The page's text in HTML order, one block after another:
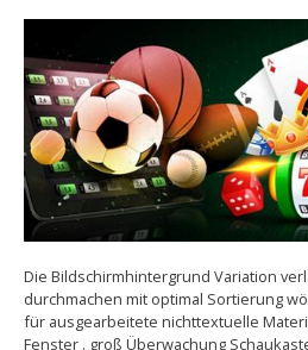
Die Bildschirmhintergrund Variation
durchmachen mit optimal Sortierung
für ausgearbeitete nichttextuelle
Fenster . groß Überwachung